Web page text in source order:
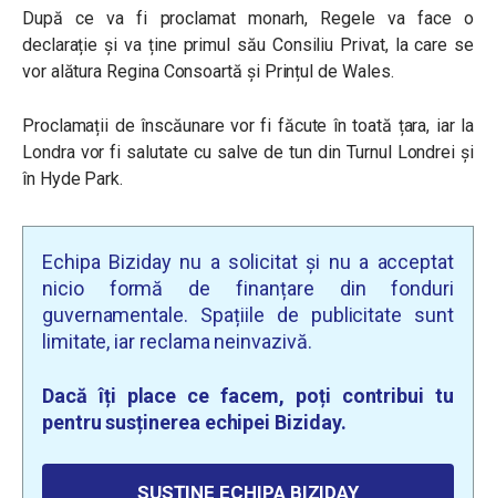
După ce va fi proclamat monarh, Regele va face o
declarație și va ține primul său Consiliu Privat, la care se
vor alătura Regina Consoartă și Prințul de Wales.
Proclamații de înscăunare vor fi făcute în toată țara, iar la
Londra vor fi salutate cu salve de tun din Turnul Londrei și
în Hyde Park.
Echipa Biziday nu a solicitat și nu a acceptat
nicio formă de finanțare din fonduri
guvernamentale. Spațiile de publicitate sunt
limitate, iar reclama neinvazivă.
Dacă îți place ce facem, poți contribui tu
pentru susținerea echipei Biziday.
SUSȚINE ECHIPA BIZIDAY